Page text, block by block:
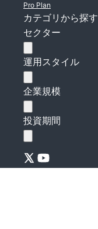
Pro Plan
カテゴリから探す
セクター
運用スタイル
企業規模
投資期間